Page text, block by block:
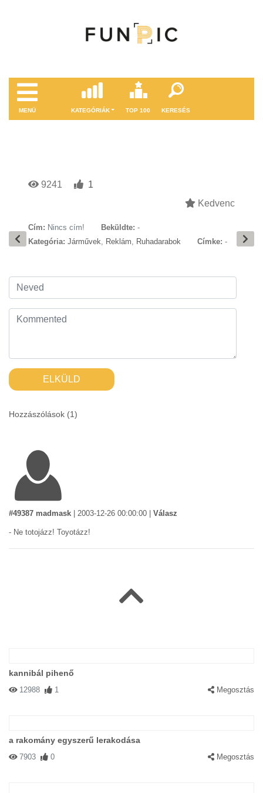
MENÜ KATEGÓRIÁK TOP 100 KERESÉS
9241
1
Kedvenc
Cím: Nincs cím! Beküldte: -
Kategória: Járművek, Reklám, Ruhadarabok Címke: -
ELKÜLD
Hozzászólások (1)
#49387 madmask 2003-12-26 00:00:00 Válasz
- Ne totojázz! Toyotázz!
kannibál pihenő
12988 1 Megosztás
a rakomány egyszerű lerakodása
7903 0 Megosztás